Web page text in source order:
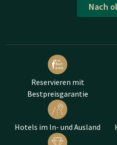
Nach
Reservieren mit
Bestpreisgarantie
Hotels im In- und Ausland